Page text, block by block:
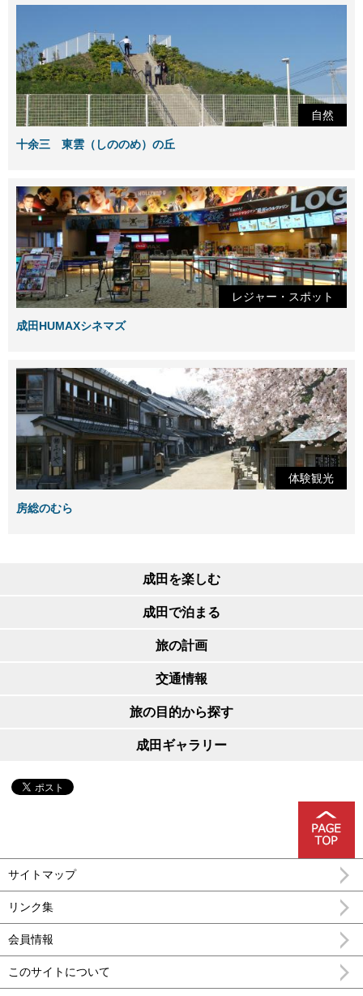
自然
十余三 東雲（しののめ）の丘
レジャー・スポット
成田HUMAXシネマズ
体験観光
房総のむら
成田を楽しむ
成田で泊まる
旅の計画
交通情報
旅の目的から探す
成田ギャラリー
サイトマップ
リンク集
会員情報
このサイトについて